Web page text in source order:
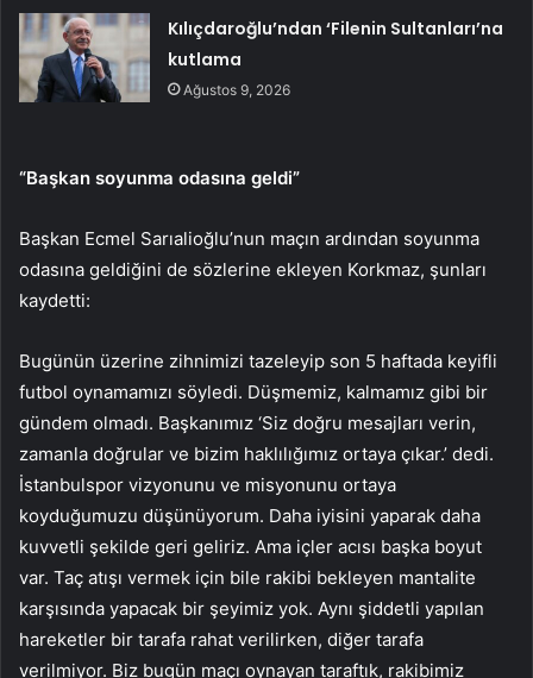
Kılıçdaroğlu’ndan ‘Filenin Sultanları’na
kutlama
Ağustos 9, 2026
“Başkan soyunma odasına geldi”
Başkan Ecmel Sarıalioğlu’nun maçın ardından soyunma
odasına geldiğini de sözlerine ekleyen Korkmaz, şunları
kaydetti:
Bugünün üzerine zihnimizi tazeleyip son 5 haftada keyifli
futbol oynamamızı söyledi. Düşmemiz, kalmamız gibi bir
gündem olmadı. Başkanımız ‘Siz doğru mesajları verin,
zamanla doğrular ve bizim haklılığımız ortaya çıkar.’ dedi.
İstanbulspor vizyonunu ve misyonunu ortaya
koyduğumuzu düşünüyorum. Daha iyisini yaparak daha
kuvvetli şekilde geri geliriz. Ama içler acısı başka boyut
var. Taç atışı vermek için bile rakibi bekleyen mantalite
karşısında yapacak bir şeyimiz yok. Aynı şiddetli yapılan
hareketler bir tarafa rahat verilirken, diğer tarafa
verilmiyor. Biz bugün maçı oynayan taraftık, rakibimiz